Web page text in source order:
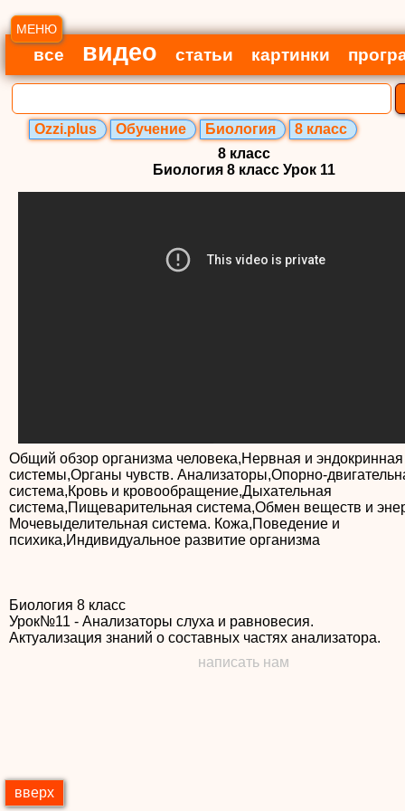
МЕНЮ
все видео статьи картинки
Ozzi.plus Обучение Биология
8 класс
8 класс
Биология 8 класс Урок 11
Общий обзор организма человека,Нервная и эндокринная
системы,Органы чувств. Анализаторы,Опорно-
система,Кровь и кровообращение,Дыхательная
система,Пищеварительная система,Обмен веществ и
Мочевыделительная система. Кожа,Поведение и
Биология 8 класс
Урок№11 - Анализаторы слуха и равновесия.
Актуализация знаний о составных частях анализатора.
написать нам
вверх